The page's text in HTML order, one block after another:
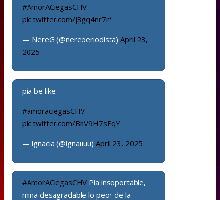
#AmorACiegasCHV
pic.twitter.com/j3gq4nr7rf
— NereG (@nereperiodista) April 23,
2025
pía be like:
#amoraciegasCHV
pic.twitter.com/BhV9H7sEqY
— ignacia (@ignauuu) April 23, 2025
#AmorACiegasCHV Pia insoportable,
mina desagradable lo peor de la